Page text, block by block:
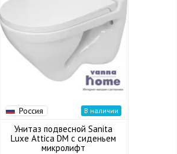
Россия В наличии
Унитаз подвесной Sanita
Luxe Attica DM с сиденьем
микролифт